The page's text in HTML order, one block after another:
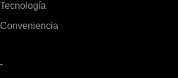
Tecnología
Conveniencia
-